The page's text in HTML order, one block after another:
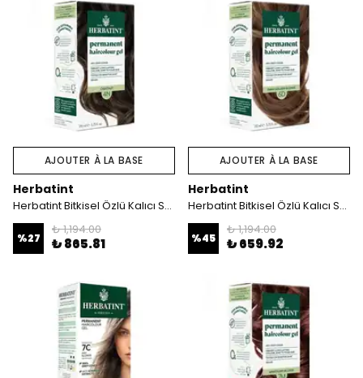
AJOUTER À LA BASE
Herbatint
Herbatint Bitkisel Özlü Kalıcı Saç Boyası | Doğal Kestane (chatain chestnut 4N) 170 ml
%27
₺ 1,194.00
₺ 865.81
AJOUTER À LA BASE
Herbatint
Herbatint Bitkisel Özlü Kalıcı Saç Boyası | Koyu Altın Kumral (Blond Fonce Dore 6D) 170 ml
%45
₺ 1,194.00
₺ 659.92